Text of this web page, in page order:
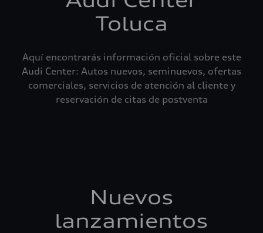
Toluca
Aquí encontrarás información oficial sobre este
Audi Center: Autos nuevos, seminuevos, ofertas
comerciales, servicios de atención al cliente y
reservación de citas de postventa
Nuevos
lanzamientos